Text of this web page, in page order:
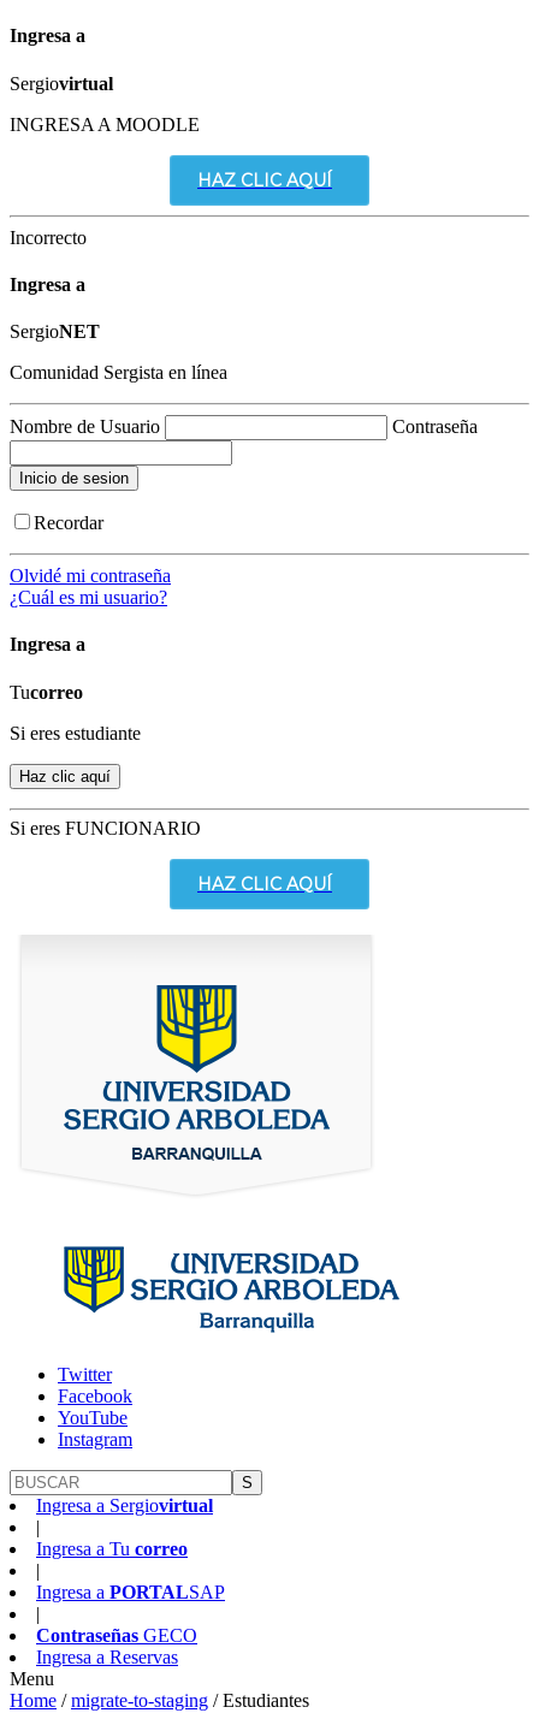
Ingresa a
Sergiovirtual
INGRESA A MOODLE
HAZ CLIC AQUÍ
Incorrecto
Ingresa a
SergioNET
Comunidad Sergista en línea
Nombre de Usuario Contraseña
Recordar
Olvidé mi contraseña
¿Cuál es mi usuario?
Ingresa a
Tucorreo
Si eres estudiante
Si eres FUNCIONARIO
HAZ CLIC AQUÍ
Twitter
Facebook
YouTube
Instagram
S
Ingresa a Sergiovirtual
Ingresa a Tu correo
Ingresa a PORTALSAP
Contraseñas GECO
Ingresa a Reservas
Menu
Home /migrate-to-staging /Estudiantes